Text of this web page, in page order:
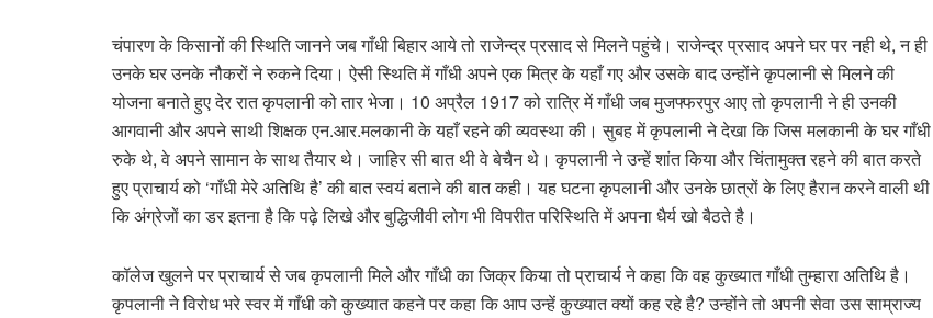
चंपारण के किसानों की स्थिति जानने जब गाँधी बिहार आये तो राजेन्द्र प्रसाद से मिलने पहुंचे। राजेन्द्र प्रसाद अपने घर पर नही थे, न ही
उनके घर उनके नौकरों ने रुकने दिया। ऐसी स्थिति में गाँधी अपने एक मित्र के यहाँ गए और उसके बाद उन्होंने कृपलानी से मिलने की
योजना बनाते हुए देर रात कृपलानी को तार भेजा। 10 अप्रैल 1917 को रात्रि में गाँधी जब मुजफ्फरपुर आए तो कृपलानी ने ही उनकी
आगवानी और अपने साथी शिक्षक एन.आर.मलकानी के यहाँ रहने की व्यवस्था की। सुबह में कृपलानी ने देखा कि जिस मलकानी के घर गाँधी
रुके थे, वे अपने सामान के साथ तैयार थे। जाहिर सी बात थी वे बेचैन थे। कृपलानी ने उन्हें शांत किया और चिंतामुक्त रहने की बात करते
हुए प्राचार्य को ‘गाँधी मेरे अतिथि है’ की बात स्वयं बताने की बात कही। यह घटना कृपलानी और उनके छात्रों के लिए हैरान करने वाली थी
कि अंग्रेजों का डर इतना है कि पढ़े लिखे और बुद्धिजीवी लोग भी विपरीत परिस्थिति में अपना धैर्य खो बैठते है।
कॉलेज खुलने पर प्राचार्य से जब कृपलानी मिले और गाँधी का जिक्र किया तो प्राचार्य ने कहा कि वह कुख्यात गाँधी तुम्हारा अतिथि है।
कृपलानी ने विरोध भरे स्वर में गाँधी को कुख्यात कहने पर कहा कि आप उन्हें कुख्यात क्यों कह रहे है? उन्होंने तो अपनी सेवा उस साम्राज्य